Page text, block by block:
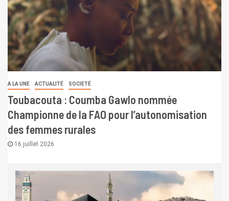
A LA UNE ACTUALITÉ SOCIETÉ
Toubacouta : Coumba Gawlo nommée
Championne de la FAO pour l’autonomisation
des femmes rurales
16 juillet 2026